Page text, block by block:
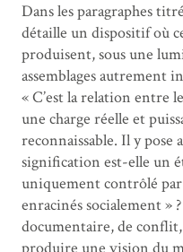
Dans les paragraphes
détaille un dispositif où
produisent, sous une
assemblages autrement
« C’est la relation entre
une charge réelle et
reconnaissable. Il y pose
signification est-elle un
uniquement contrôlé par
enracinés socialement »
documentaire, de